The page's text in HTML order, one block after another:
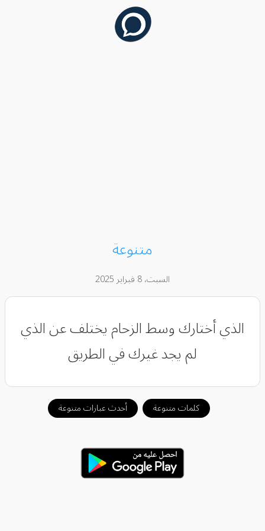
متنوعة
السبت، 8 فبراير 2025
الذي أختارك وسط الزحام يختلف عن الذي
لم يجد غيرك في الطريق
كلمات متنوعة أحدث عبارات متنوعة